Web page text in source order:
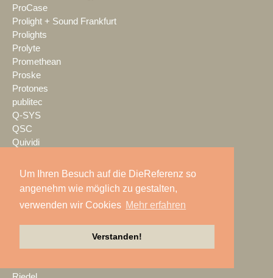
Um Ihren Besuch auf die DieReferenz so
angenehm wie möglich zu gestalten,
verwenden wir Cookies Mehr erfahren
Verstanden!
ProCase
Prolight + Sound Frankfurt
Prolights
Prolyte
Promethean
Proske
Protones
publitec
Q-SYS
QSC
Quividi
Rain Age
Rauschenberger Catering
RENT EVENT TEC
rent4event
Reprofil